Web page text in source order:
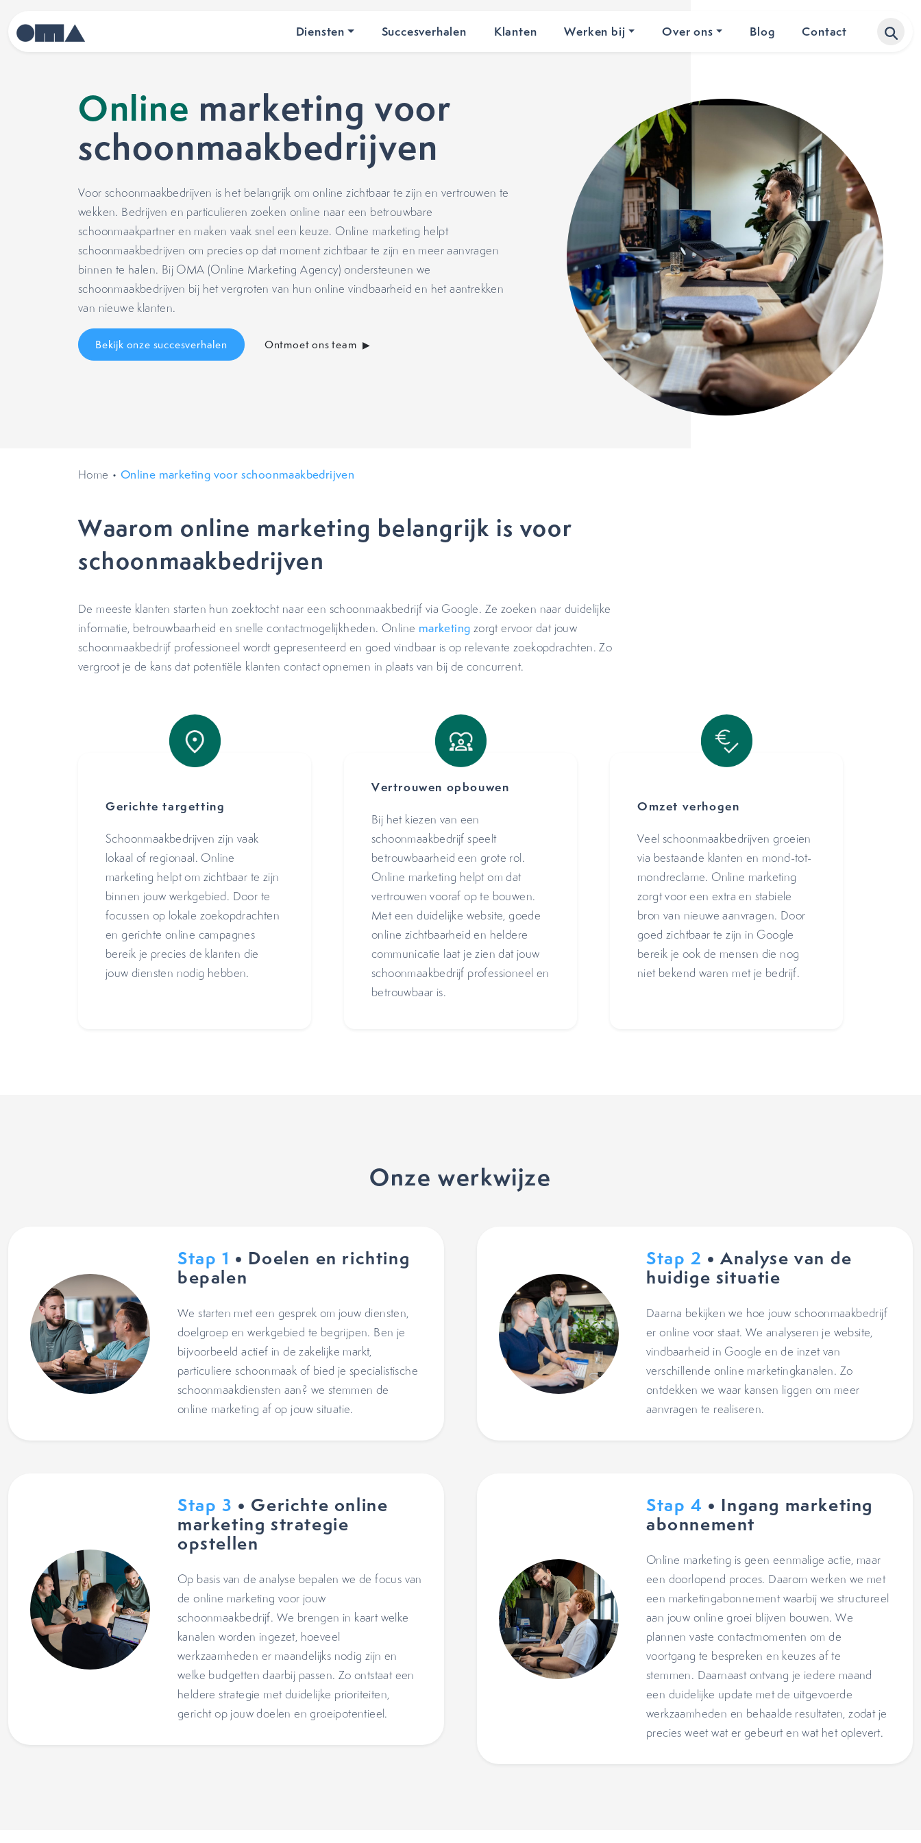
Diensten Succesverhalen Klanten Werken bij Over ons Blog Contact
Online marketing voor
schoonmaakbedrijven
Voor schoonmaakbedrijven is het belangrijk om online zichtbaar te zijn en vertrouwen te
wekken. Bedrijven en particulieren zoeken online naar een betrouwbare
schoonmaakpartner en maken vaak snel een keuze. Online marketing helpt
schoonmaakbedrijven om precies op dat moment zichtbaar te zijn en meer aanvragen
binnen te halen. Bij OMA (Online Marketing Agency) ondersteunen we
schoonmaakbedrijven bij het vergroten van hun online vindbaarheid en het aantrekken
van nieuwe klanten.
Bekijk onze succesverhalen Ontmoet ons team
Home • Online marketing voor schoonmaakbedrijven
Waarom online marketing belangrijk is voor
schoonmaakbedrijven
De meeste klanten starten hun zoektocht naar een schoonmaakbedrijf via Google. Ze zoeken naar duidelijke
informatie, betrouwbaarheid en snelle contactmogelijkheden. Online marketing zorgt ervoor dat jouw
schoonmaakbedrijf professioneel wordt gepresenteerd en goed vindbaar is op relevante zoekopdrachten. Zo
vergroot je de kans dat potentiële klanten contact opnemen in plaats van bij de concurrent.
Gerichte targetting
Schoonmaakbedrijven zijn vaak
lokaal of regionaal. Online
marketing helpt om zichtbaar te zijn
binnen jouw werkgebied. Door te
focussen op lokale zoekopdrachten
en gerichte online campagnes
bereik je precies de klanten die
jouw diensten nodig hebben.
Vertrouwen opbouwen
Bij het kiezen van een
schoonmaakbedrijf speelt
betrouwbaarheid een grote rol.
Online marketing helpt om dat
vertrouwen vooraf op te bouwen.
Met een duidelijke website, goede
online zichtbaarheid en heldere
communicatie laat je zien dat jouw
schoonmaakbedrijf professioneel en
betrouwbaar is.
Omzet verhogen
Veel schoonmaakbedrijven groeien
via bestaande klanten en mond-tot-
mondreclame. Online marketing
zorgt voor een extra en stabiele
bron van nieuwe aanvragen. Door
goed zichtbaar te zijn in Google
bereik je ook de mensen die nog
niet bekend waren met je bedrijf.
Onze werkwijze
Stap 1 • Doelen en richting
bepalen
We starten met een gesprek om jouw diensten,
doelgroep en werkgebied te begrijpen. Ben je
bijvoorbeeld actief in de zakelijke markt,
particuliere schoonmaak of bied je specialistische
schoonmaakdiensten aan? we stemmen de
online marketing af op jouw situatie.
Stap 2 • Analyse van de
huidige situatie
Daarna bekijken we hoe jouw schoonmaakbedrijf
er online voor staat. We analyseren je website,
vindbaarheid in Google en de inzet van
verschillende online marketingkanalen. Zo
ontdekken we waar kansen liggen om meer
aanvragen te realiseren.
Stap 3 • Gerichte online
marketing strategie
opstellen
Op basis van de analyse bepalen we de focus van
de online marketing voor jouw
schoonmaakbedrijf. We brengen in kaart welke
kanalen worden ingezet, hoeveel
werkzaamheden er maandelijks nodig zijn en
welke budgetten daarbij passen. Zo ontstaat een
heldere strategie met duidelijke prioriteiten,
gericht op jouw doelen en groeipotentieel.
Stap 4 • Ingang marketing
abonnement
Online marketing is geen eenmalige actie, maar
een doorlopend proces. Daarom werken we met
een marketingabonnement waarbij we structureel
aan jouw online groei blijven bouwen. We
plannen vaste contactmomenten om de
voortgang te bespreken en keuzes af te
stemmen. Daarnaast ontvang je iedere maand
een duidelijke update met de uitgevoerde
werkzaamheden en behaalde resultaten, zodat je
precies weet wat er gebeurt en wat het oplevert.